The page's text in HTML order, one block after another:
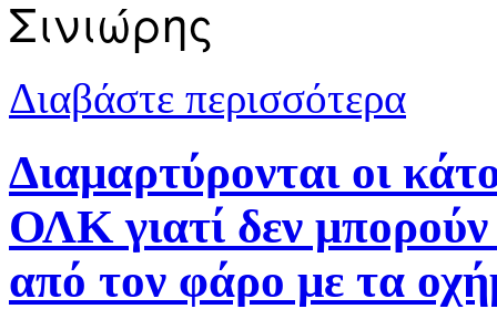
Σινιώρης
Διαβάστε περισσότερα
Διαμαρτύρονται οι
ΟΛΚ γιατί δεν
από τον φάρο με τα